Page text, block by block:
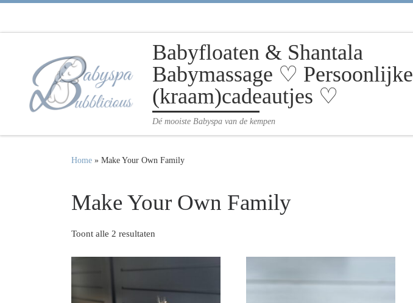
Babyfloaten & Shantala
Babymassage ♡ Persoonlijke
(kraam)cadeautjes ♡
Dé mooiste Babyspa van de kempen
Home » Make Your Own Family
Make Your Own Family
Toont alle 2 resultaten